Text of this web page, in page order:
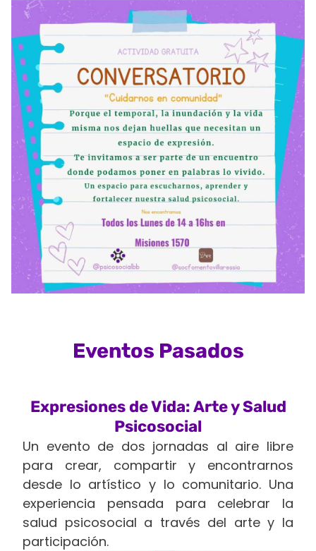
Eventos Pasados
Expresiones de Vida: Arte y Salud
Psicosocial
Un evento de dos jornadas al aire libre
para crear, compartir y encontrarnos
desde lo artístico y lo comunitario. Una
experiencia pensada para celebrar la
salud psicosocial a través del arte y la
participación.